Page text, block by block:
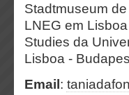
Stadtmuseum
LNEG em
Studies da
Lisboa -
Email :